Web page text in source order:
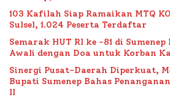
103 Kafilah Siap Ramaikan MTQ
Sulsel, 1.024 Peserta Terdaftar
Semarak HUT RI ke -81 di
Awali dengan Doa untuk Korban
Sinergi Pusat-Daerah Diperkuat,
Bupati Sumenep Bahas
II